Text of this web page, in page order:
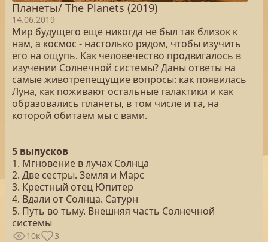
Планеты/ The Planets (2019)
14.06.2019
Мир будущего еще никогда не был так близок к
нам, а космос - настолько рядом, чтобы изучить
его на ощупь. Как человечество продвигалось в
изучении Солнечной системы? Даны ответы на
самые животрепещущие вопросы: как появилась
Луна, как поживают остальные галактики и как
образовались планеты, в том числе и та, на
которой обитаем мы с вами.
5 выпусков
1. Мгновение в лучах Солнца
2. Две сестры. Земля и Марс
3. Крестный отец Юпитер
4. Вдали от Солнца. Сатурн
5. Путь во тьму. Внешняя часть Солнечной
системы
10к 3